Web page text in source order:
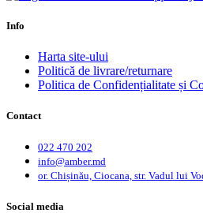
Info
Harta site-ului
Politică de livrare/returnare
Politica de Confidențialitate și
Contact
022 470 202
info@amber.md
or. Chișinău, Ciocana, str. Vadul lui
Social media